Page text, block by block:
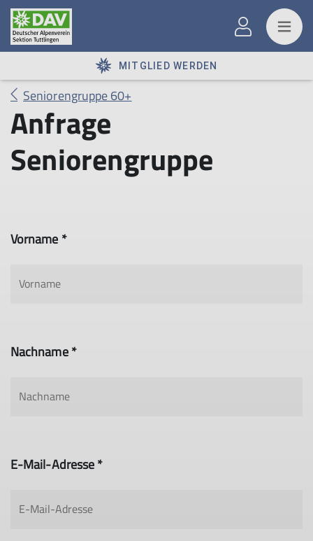
MITGLIED WERDEN
Seniorengruppe 60+
Anfrage
Seniorengruppe
Vorname *
Nachname *
E-Mail-Adresse *